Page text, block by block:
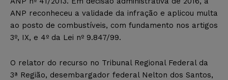
ANP reconheceu a validade da infração e aplicou multa
ao posto de combustíveis, com fundamento nos artigos
3º, IX, e 4º da Lei nº 9.847/99.
O relator do recurso no Tribunal Regional Federal da
3ª Região, desembargador federal Nelton dos Santos,